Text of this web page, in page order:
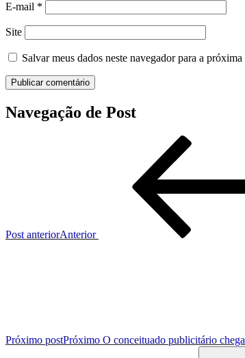
E-mail *
Site
Salvar meus dados neste navegador para a
Navegação de Post
Post anteriorAnterior
Próximo postPróximo O conceituado publicitário